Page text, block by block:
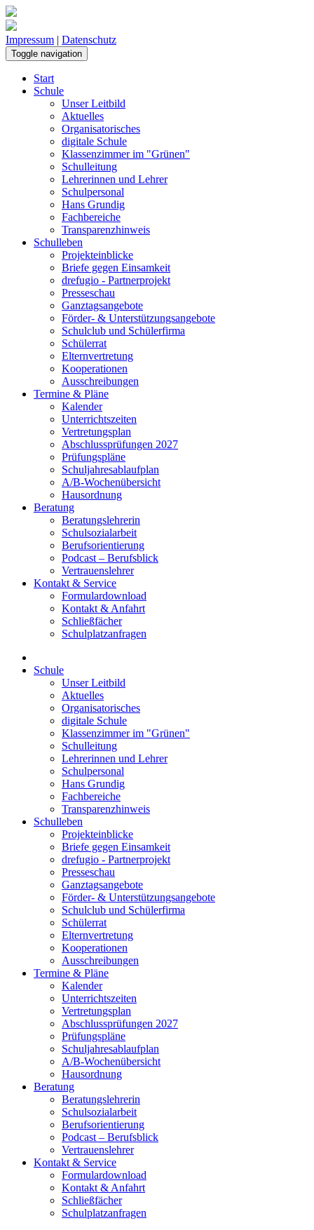
Impressum | Datenschutz
Toggle navigation
Start
Schule
Unser Leitbild
Aktuelles
Organisatorisches
digitale Schule
Klassenzimmer im "Grünen"
Schulleitung
Lehrerinnen und Lehrer
Schulpersonal
Hans Grundig
Fachbereiche
Transparenzhinweis
Schulleben
Projekteinblicke
Briefe gegen Einsamkeit
drefugio - Partnerprojekt
Presseschau
Ganztagsangebote
Förder- & Unterstützungsangebote
Schulclub und Schülerfirma
Schülerrat
Elternvertretung
Kooperationen
Ausschreibungen
Termine & Pläne
Kalender
Unterrichtszeiten
Vertretungsplan
Abschlussprüfungen 2027
Prüfungspläne
Schuljahresablaufplan
A/B-Wochenübersicht
Hausordnung
Beratung
Beratungslehrerin
Schulsozialarbeit
Berufsorientierung
Podcast – Berufsblick
Vertrauenslehrer
Kontakt & Service
Formulardownload
Kontakt & Anfahrt
Schließfächer
Schulplatzanfragen
Schule
Unser Leitbild
Aktuelles
Organisatorisches
digitale Schule
Klassenzimmer im "Grünen"
Schulleitung
Lehrerinnen und Lehrer
Schulpersonal
Hans Grundig
Fachbereiche
Transparenzhinweis
Schulleben
Projekteinblicke
Briefe gegen Einsamkeit
drefugio - Partnerprojekt
Presseschau
Ganztagsangebote
Förder- & Unterstützungsangebote
Schulclub und Schülerfirma
Schülerrat
Elternvertretung
Kooperationen
Ausschreibungen
Termine & Pläne
Kalender
Unterrichtszeiten
Vertretungsplan
Abschlussprüfungen 2027
Prüfungspläne
Schuljahresablaufplan
A/B-Wochenübersicht
Hausordnung
Beratung
Beratungslehrerin
Schulsozialarbeit
Berufsorientierung
Podcast – Berufsblick
Vertrauenslehrer
Kontakt & Service
Formulardownload
Kontakt & Anfahrt
Schließfächer
Schulplatzanfragen